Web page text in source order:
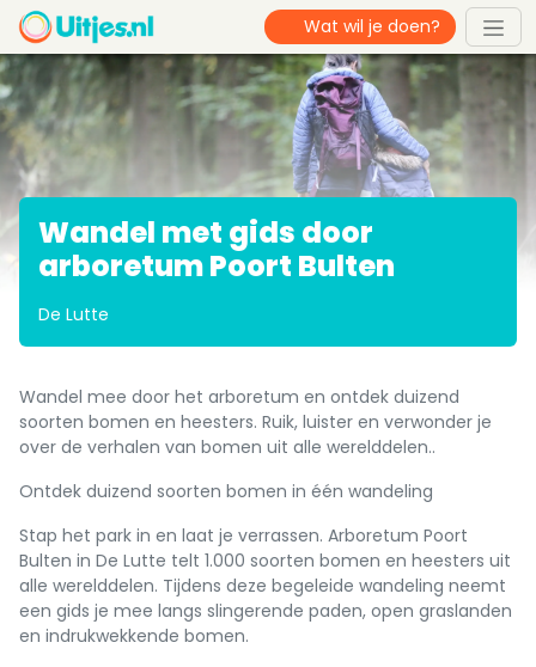
Wandel met gids door
arboretum Poort Bulten
De Lutte
Wandel mee door het arboretum en ontdek duizend
soorten bomen en heesters. Ruik, luister en verwonder je
over de verhalen van bomen uit alle werelddelen..
Ontdek duizend soorten bomen in één wandeling
Stap het park in en laat je verrassen. Arboretum Poort
Bulten in De Lutte telt 1.000 soorten bomen en heesters uit
alle werelddelen. Tijdens deze begeleide wandeling neemt
een gids je mee langs slingerende paden, open graslanden
en indrukwekkende bomen.